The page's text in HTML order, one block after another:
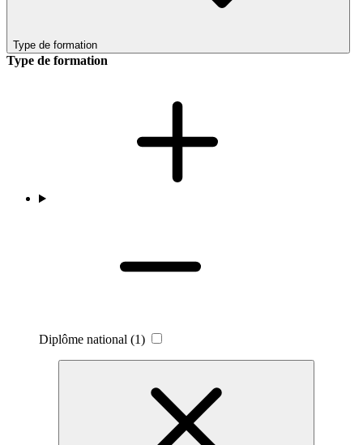
Type de formation
Type de formation
Diplôme national (1)